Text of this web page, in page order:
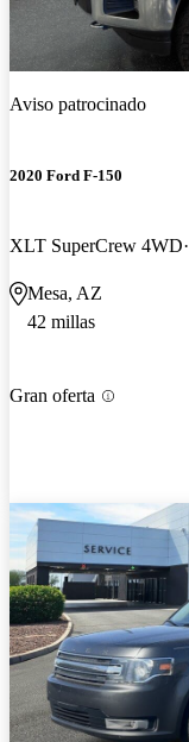
Aviso patrocinado
2020 Ford F-150
XLT SuperCrew 4WD
Mesa, AZ
42 millas
Gran oferta